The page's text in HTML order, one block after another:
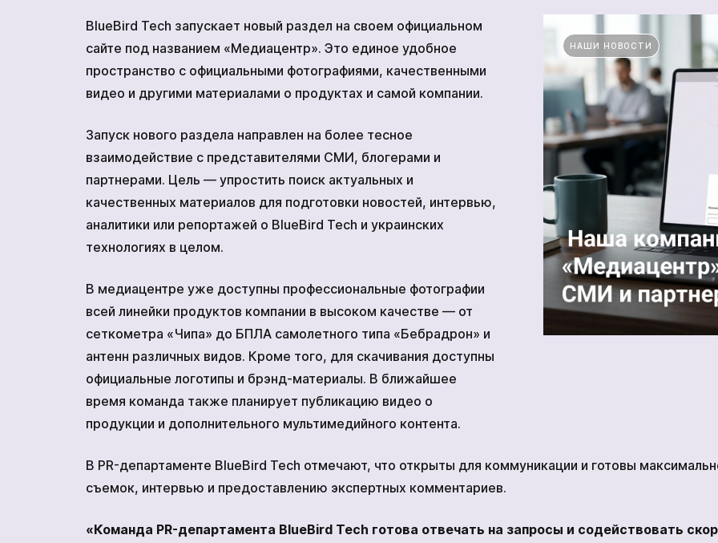
Прочие технические средства
ВАКАНСИИ
МЕРЧ КОМПАНИИ
О НАС
КОНТАКТЫ
НАШИ НОВОСТИ
BlueBird Tech запускает новый раздел на своем официальном
сайте под названием «Медиацентр». Это единое удобное
пространство с официальными фотографиями, качественными
видео и другими материалами о продуктах и самой компании.
Запуск нового раздела направлен на более тесное
взаимодействие с представителями СМИ, блогерами и
партнерами. Цель — упростить поиск актуальных и
качественных материалов для подготовки новостей, интервью,
аналитики или репортажей о BlueBird Tech и украинских
технологиях в целом.
В медиацентре уже доступны профессиональные фотографии
всей линейки продуктов компании в высоком качестве — от
сеткометра «Чипа» до БПЛА самолетного типа «Бебрадрон» и
антенн различных видов. Кроме того, для скачивания доступны
официальные логотипы и брэнд-материалы. В ближайшее
время команда также планирует публикацию видео о
продукции и дополнительного мультимедийного контента.
В PR-департаменте BlueBird Tech отмечают, что открыты для коммуникации и готовы
съемок, интервью и предоставлению экспертных комментариев.
«Команда PR-департамента BlueBird Tech готова отвечать на запросы и содействовать